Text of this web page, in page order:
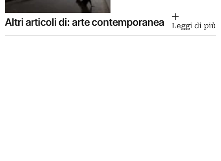
Altri articoli di: arte contemporanea Leggi di più